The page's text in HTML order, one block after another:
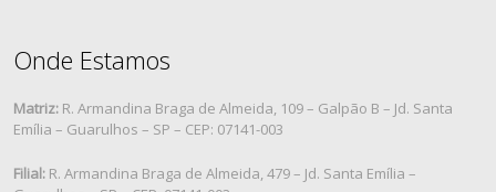
Onde Estamos
Matriz: R. Armandina Braga de Almeida, 109 – Galpão B – Jd. Santa
Emília – Guarulhos – SP – CEP: 07141-003
Filial: R. Armandina Braga de Almeida, 479 – Jd. Santa Emília –